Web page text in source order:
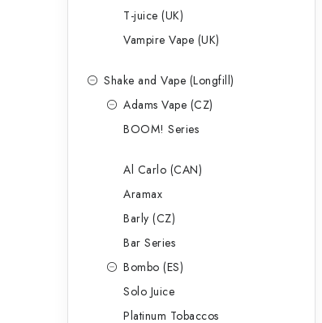
T-juice (UK)
Vampire Vape (UK)
Shake and Vape (Longfill)
Adams Vape (CZ)
BOOM! Series
Al Carlo (CAN)
Aramax
Barly (CZ)
Bar Series
Bombo (ES)
Solo Juice
Platinum Tobaccos